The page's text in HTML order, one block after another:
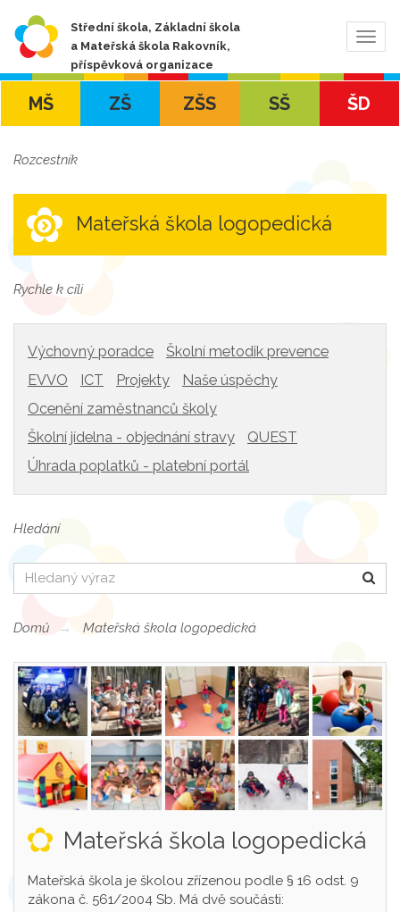
Střední škola, Základní škola
a Mateřská škola Rakovník,
příspěvková organizace
MŠ ZŠ ZŠS SŠ ŠD
Rozcestník
Mateřská škola logopedická
Rychle k cíli
Výchovný poradce
Školní metodik prevence
EVVO
ICT Projekty
Naše úspěchy
Ocenění zaměstnanců školy
Školní jídelna - objednání stravy
QUEST
Úhrada poplatků - platební portál
Hledání
Hledat
Domů Mateřská škola logopedická
Mateřská škola logopedická
Mateřská škola je školou zřízenou podle § 16 odst. 9
zákona č. 561/2004 Sb. Má dvě součásti: